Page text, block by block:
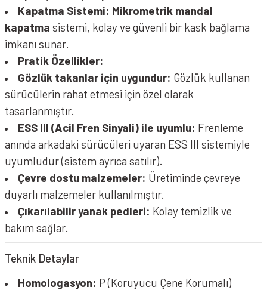
NOLAN N60-6 Sport Kask Dinamico 345
NOLAN N60-6 Kask Classico 301 Parlak Siyah
Kapatma Sistemi: Mikrometrik mandal
kapatma sistemi, kolay ve güvenli bir kask bağlama
imkanı sunar.
Pratik Özellikler:
Gözlük takanlar için uygundur: Gözlük kullanan
sürücülerin rahat etmesi için özel olarak
tasarlanmıştır.
ESS III (Acil Fren Sinyali) ile uyumlu: Frenleme
anında arkadaki sürücüleri uyaran ESS III sistemiyle
uyumludur (sistem ayrıca satılır).
Çevre dostu malzemeler: Üretiminde çevreye
duyarlı malzemeler kullanılmıştır.
Çıkarılabilir yanak pedleri: Kolay temizlik ve
bakım sağlar.
Teknik Detaylar
Homologasyon: P (Koruyucu Çene Korumalı)